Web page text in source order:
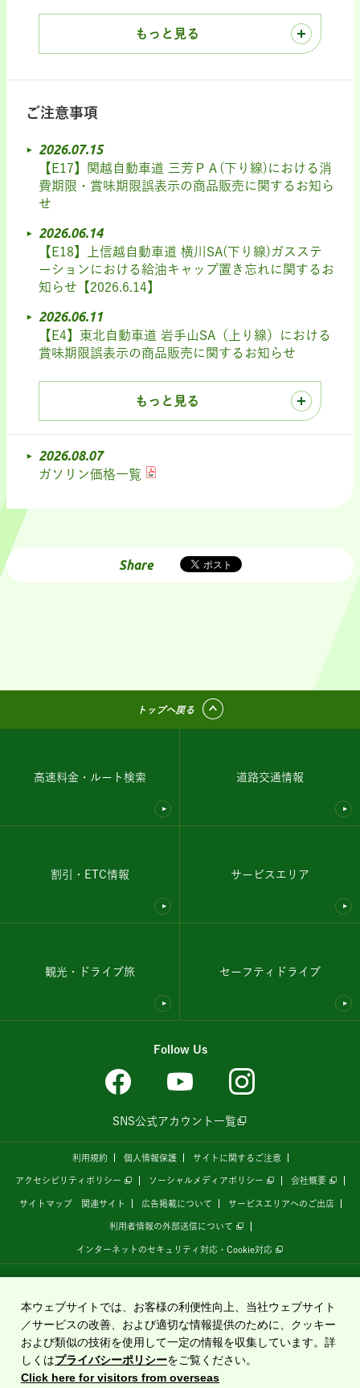
もっと見る
ご注意事項
2026.07.15
【E17】関越自動車道 三芳ＰＡ(下り線)における消
費期限・賞味期限誤表示の商品販売に関するお知ら
せ
2026.06.14
【E18】上信越自動車道 横川SA(下り線)ガスステ
ーションにおける給油キャップ置き忘れに関するお
知らせ【2026.6.14】
2026.06.11
【E4】東北自動車道 岩手山SA（上り線）における
賞味期限誤表示の商品販売に関するお知らせ
もっと見る
2026.08.07
ガソリン価格一覧
Share
トップへ戻る
高速料金・ルート検索 道路交通情報
割引・ETC情報 サービスエリア
観光・ドライブ旅 セーフティドライブ
Follow Us
SNS公式アカウント一覧
利用規約 個人情報保護 サイトに関するご注意
アクセシビリティポリシー ソーシャルメディアポリシー 会社概要
サイトマップ 関連サイト 広告掲載について サービスエリアへのご出店
利用者情報の外部送信について
インターネットのセキュリティ対応・Cookie対応
運営しています。
Copyright©2020 East Nippon Expressway Company Limited
All Rights Reserved.
本ウェブサイトでは、お客様の利便性向上、当社ウェブサイト
／サービスの改善、および適切な情報提供のために、クッキー
および類似の技術を使用して一定の情報を収集しています。詳
しくはプライバシーポリシーをご覧ください。
Click here for visitors from overseas